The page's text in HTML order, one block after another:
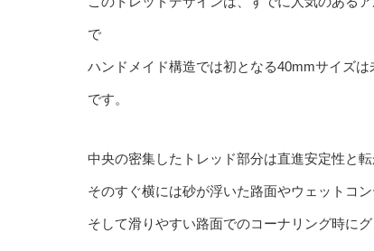
で
ハンドメイド構造では初となる40mmサイズ
です。
中央の密集したトレッド部分は直進安定性と
そのすぐ横には砂が浮いた路面やウェットコ
そして滑りやすい路面でのコーナリング時に